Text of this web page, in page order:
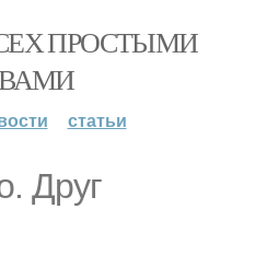
ПРОСТЫМИ
статьи
Друг